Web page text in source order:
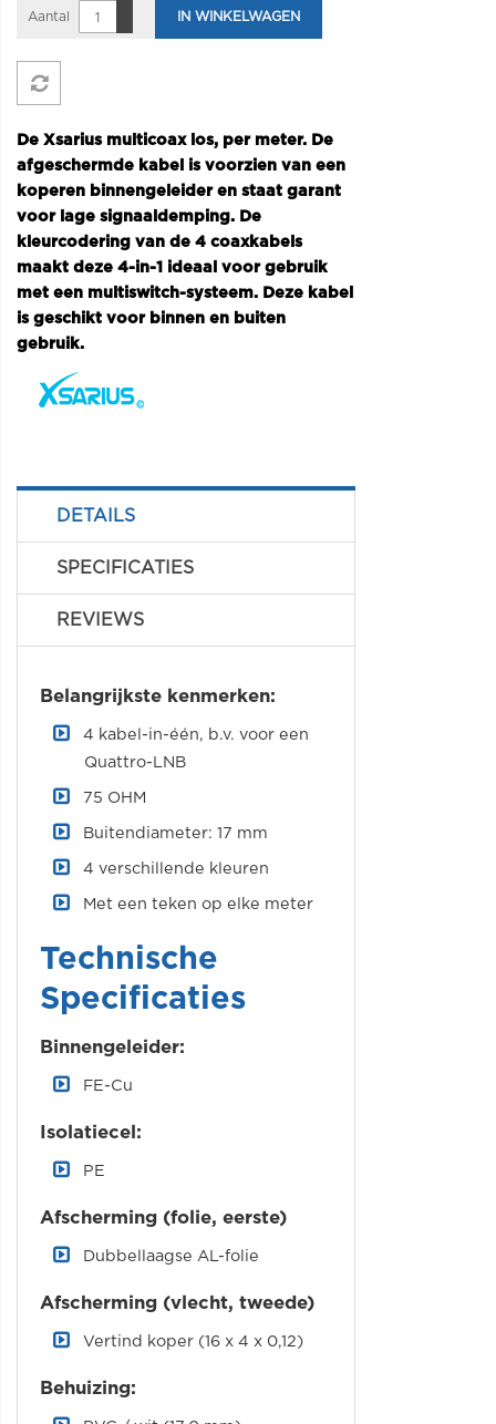
Aantal IN WINKELWAGEN
De Xsarius multicoax los, per meter. De
afgeschermde kabel is voorzien van een
koperen binnengeleider en staat garant
voor lage signaaldemping. De
kleurcodering van de 4 coaxkabels
maakt deze 4-in-1 ideaal voor gebruik
met een multiswitch-systeem. Deze kabel
is geschikt voor binnen en buiten
gebruik.
DETAILS
SPECIFICATIES
REVIEWS
Belangrijkste kenmerken:
4 kabel-in-één, b.v. voor een
Quattro-LNB
75 OHM
Buitendiameter: 17 mm
4 verschillende kleuren
Met een teken op elke meter
Technische
Specificaties
Binnengeleider:
FE-Cu
Isolatiecel:
PE
Afscherming (folie, eerste)
Dubbellaagse AL-folie
Afscherming (vlecht, tweede)
Vertind koper (16 x 4 x 0,12)
Behuizing: